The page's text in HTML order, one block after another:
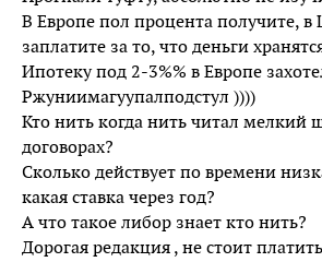
В Европе пол процента получите,
заплатите за то, что деньги
Ипотеку под 2-3%% в Европе
Ржуниимагуупалподстул ))))
Кто нить когда нить читал мелкий
договорах?
Сколько действует по времени
какая ставка через год?
А что такое либор знает кто нить?
Дорогая редакция , не стоит